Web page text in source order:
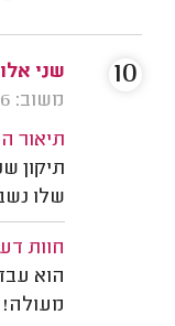
שני
משוב: 09/03/2026
תיאור
תיקון
שלו
חוות
הוא
מעולה!
10